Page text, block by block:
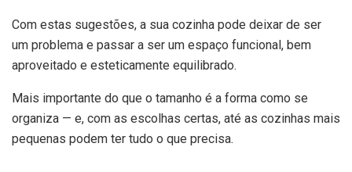
Com estas sugestões, a sua cozinha pode deixar de ser
um problema e passar a ser um espaço funcional, bem
aproveitado e esteticamente equilibrado.
Mais importante do que o tamanho é a forma como se
organiza — e, com as escolhas certas, até as cozinhas mais
pequenas podem ter tudo o que precisa.